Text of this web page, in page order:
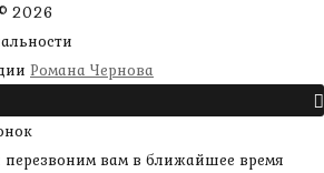
2026
Романа Чернова
вам в ближайшее время